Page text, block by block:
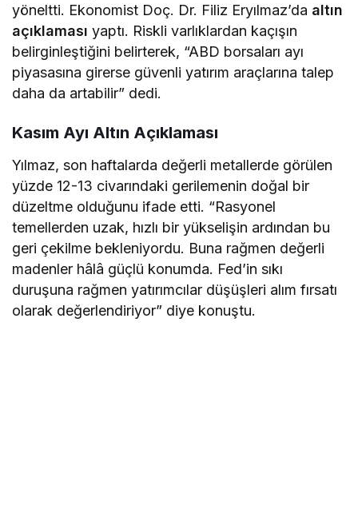
yöneltti. Ekonomist Doç. Dr. Filiz Eryılmaz’da altın
açıklaması yaptı. Riskli varlıklardan kaçışın
belirginleştiğini belirterek, “ABD borsaları ayı
piyasasına girerse güvenli yatırım araçlarına talep
daha da artabilir” dedi.
Kasım Ayı Altın Açıklaması
Yılmaz, son haftalarda değerli metallerde görülen
yüzde 12-13 civarındaki gerilemenin doğal bir
düzeltme olduğunu ifade etti. “Rasyonel
temellerden uzak, hızlı bir yükselişin ardından bu
geri çekilme bekleniyordu. Buna rağmen değerli
madenler hâlâ güçlü konumda. Fed’in sıkı
duruşuna rağmen yatırımcılar düşüşleri alım fırsatı
olarak değerlendiriyor” diye konuştu.